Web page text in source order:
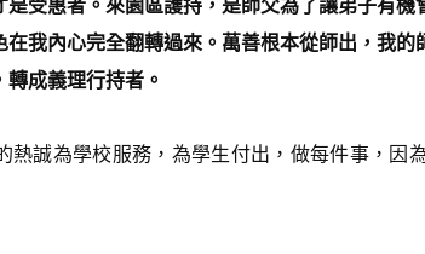
我內心完全翻轉過來。萬善根本從師出，我
成義理行持者。
誠為學校服務，為學生付出，做每件事，因